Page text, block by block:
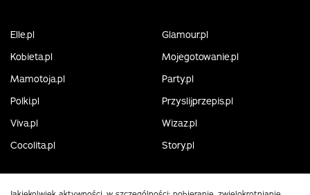
Elle.pl
Glamour.pl
Kobieta.pl
Mojegotowanie.pl
Mamotoja.pl
Party.pl
Polki.pl
Przyslijprzepis.pl
Viva.pl
Wizaz.pl
Cocolita.pl
Story.pl